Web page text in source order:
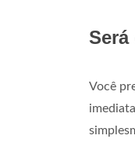
Você